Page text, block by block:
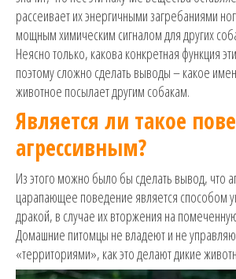
рассеивает их энергичными загребаниями
мощным химическим сигналом для других
Неясно только, какова конкретная функция
поэтому сложно сделать выводы – какое
животное посылает другим собакам.
Является ли такое
агрессивным?
Из этого можно было бы сделать вывод, что
царапающее поведение является способом
дракой, в случае их вторжения на
Домашние питомцы не владеют и не
«территориями», как это делают дикие